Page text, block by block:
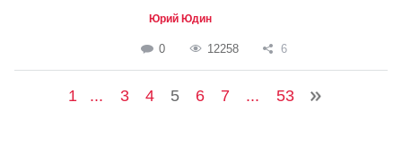
Юрий Юдин
0 12258 6
1 ... 3 4 5 6 7 ... 53